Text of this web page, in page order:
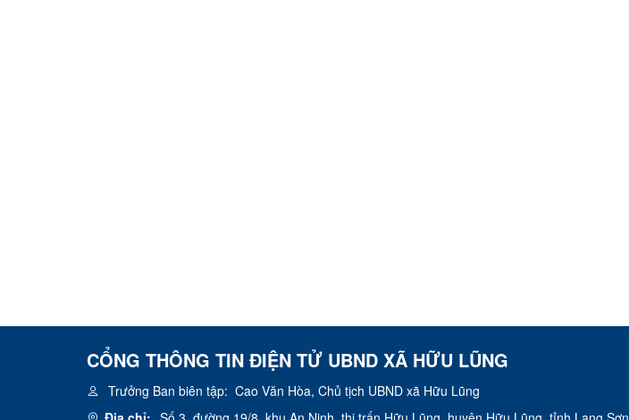
CỔNG THÔNG TIN ĐIỆN TỬ UBND XÃ HỮU LŨNG
Trưởng Ban biên tập: Cao Văn Hòa, Chủ tịch UBND xã Hữu Lũng